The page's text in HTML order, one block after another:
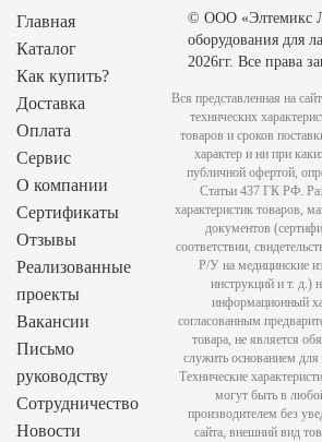
Главная
Каталог
Как купить?
Доставка
Оплата
Сервис
О компании
Сертификаты
Отзывы
Реализованные
проекты
Вакансии
Письмо
руководству
Сотрудничество
Новости
© ООО «Элтемикс
оборудования для
2026гг. Все права
Вся представленная на
технических
товаров и сроков
характер и ни при
публичной офертой,
Статьи 437 ГК РФ.
характеристик товаров,
документов
соответствии,
Р/У на медицинские
инструкций и т. д.)
информационный
согласованным
товара, не является
служить основанием для
Технические
могут быть в
производителем без
сайта, внешний вид